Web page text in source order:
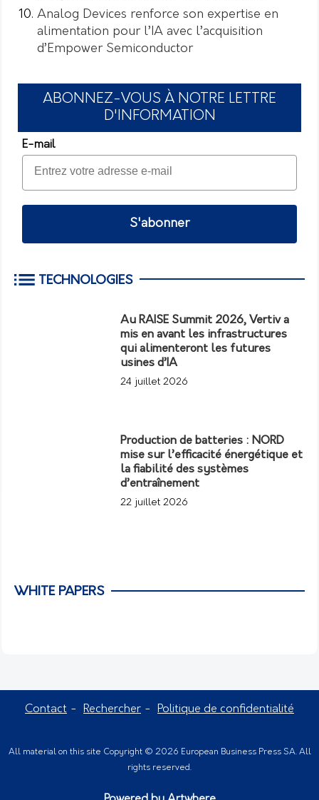
Analog Devices renforce son expertise en
alimentation pour l’IA avec l’acquisition
d’Empower Semiconductor
ABONNEZ-VOUS À NOTRE LETTRE
D'INFORMATION
E-mail
S'abonner
TECHNOLOGIES
Au RAISE Summit 2026, Vertiv a
mis en avant les infrastructures
qui alimenteront les futures
usines d’IA
24 juillet 2026
Production de batteries : NORD
mise sur l’efficacité énergétique et
la fiabilité des systèmes
d’entraînement
22 juillet 2026
WHITE PAPERS
Contact Rechercher Politique de confidentialité
All material on this site Copyright © 2026 European Business Press SA. All
rights reserved.